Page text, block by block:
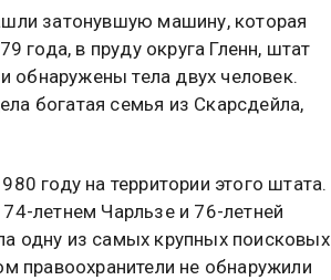
затонувшую машину, которая
года, в пруду округа Гленн, штат
тела двух человек.
богатая семья из Скарсдейла,
году на территории этого штата.
летнем Чарльзе и 76-летней
одну из самых крупных поисковых
правоохранители не обнаружили